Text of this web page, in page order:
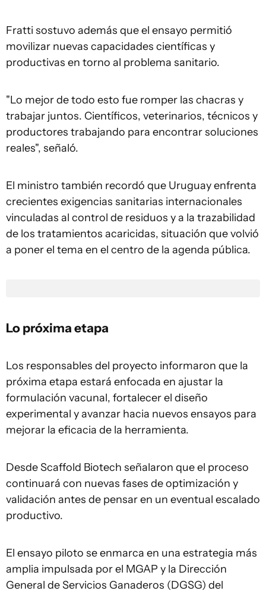
Fratti sostuvo además que el ensayo permitió
movilizar nuevas capacidades científicas y
productivas en torno al problema sanitario.
"Lo mejor de todo esto fue romper las chacras y
trabajar juntos. Científicos, veterinarios, técnicos y
productores trabajando para encontrar soluciones
reales", señaló.
El ministro también recordó que Uruguay enfrenta
crecientes exigencias sanitarias internacionales
vinculadas al control de residuos y a la trazabilidad
de los tratamientos acaricidas, situación que volvió
a poner el tema en el centro de la agenda pública.
Lo próxima etapa
Los responsables del proyecto informaron que la
próxima etapa estará enfocada en ajustar la
formulación vacunal, fortalecer el diseño
experimental y avanzar hacia nuevos ensayos para
mejorar la eficacia de la herramienta.
Desde Scaffold Biotech señalaron que el proceso
continuará con nuevas fases de optimización y
validación antes de pensar en un eventual escalado
productivo.
El ensayo piloto se enmarca en una estrategia más
amplia impulsada por el MGAP y la Dirección
General de Servicios Ganaderos (DGSG) del